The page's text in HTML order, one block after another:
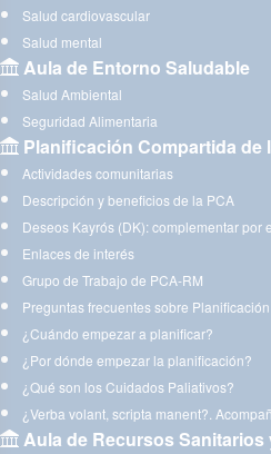
Salud cardiovascular
Salud mental
Aula de Entorno Saludable
Salud Ambiental
Seguridad Alimentaria
Planificación Compartida de
Actividades comunitarias
Descripción y beneficios de la PCA
Deseos Kayrós (DK): complementar
Enlaces de interés
Grupo de Trabajo de PCA-RM
Preguntas frecuentes sobre
¿Cuándo empezar a planificar?
¿Por dónde empezar la planificación?
¿Qué son los Cuidados Paliativos?
¿Verba volant, scripta manent?.
Aula de Recursos Sanitarios